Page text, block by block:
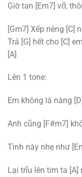
Giờ tan [Em7] vỡ,
[Gm7] Xếp riêng [C]
Trả [G] hết cho [C]
[A]
Lên 1 tone:
Em không là nàng
Anh cũng [F#m7]
Tình này nhẹ như
Lại trĩu lên tim ta [A]